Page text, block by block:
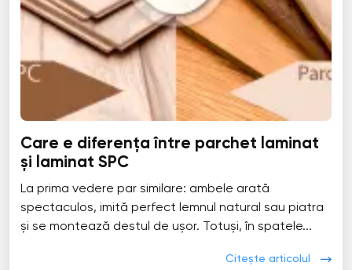
Care e diferența între parchet laminat
și laminat SPC
La prima vedere par similare: ambele arată
spectaculos, imită perfect lemnul natural sau piatra
și se montează destul de ușor. Totuși, în spatele...
Citește articolul